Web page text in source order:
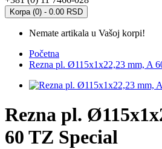
Korpa (0) - 0.00 RSD
Nemate artikala u Vašoj korpi!
Početna
Rezna pl. Ø115x1x22,23 mm, A
Rezna pl.
60 TZ Special